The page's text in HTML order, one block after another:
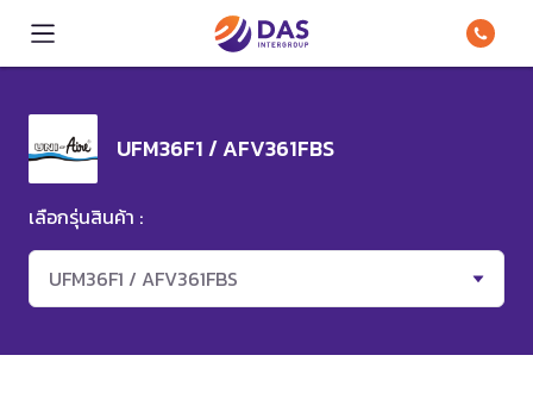
UFM36F1 / AFV361FBS
เลือกรุ่นสินค้า :
UFM36F1 / AFV361FBS